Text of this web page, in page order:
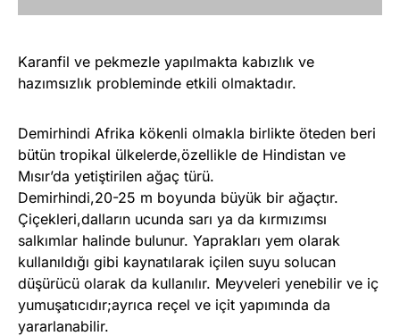
Karanfil ve pekmezle yapılmakta kabızlık ve
hazımsızlık probleminde etkili olmaktadır.
Demirhindi Afrika kökenli olmakla birlikte öteden beri
bütün tropikal ülkelerde,özellikle de Hindistan ve
Mısır’da yetiştirilen ağaç türü.
Demirhindi,20-25 m boyunda büyük bir ağaçtır.
Çiçekleri,dalların ucunda sarı ya da kırmızımsı
salkımlar halinde bulunur. Yaprakları yem olarak
kullanıldığı gibi kaynatılarak içilen suyu solucan
düşürücü olarak da kullanılır. Meyveleri yenebilir ve iç
yumuşatıcıdır;ayrıca reçel ve içit yapımında da
yararlanabilir.